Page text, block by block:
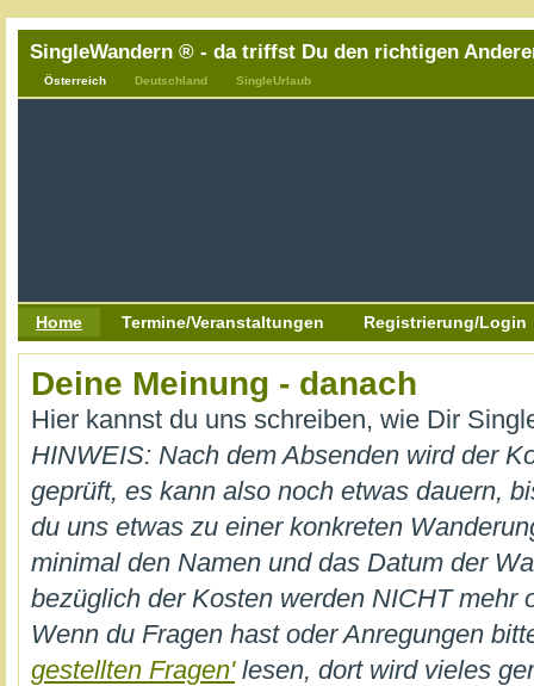
SingleWandern ® - da triffst Du den richtigen
Österreich Deutschland SingleUrlaub
Home Termine/Veranstaltungen Registrierung/Login
Deine Meinung - danach
Hier kannst du uns schreiben, wie Dir
HINWEIS: Nach dem Absenden wird der
geprüft, es kann also noch etwas dauern,
du uns etwas zu einer konkreten
minimal den Namen und das Datum der
bezüglich der Kosten werden NICHT mehr
Wenn du Fragen hast oder Anregungen
gestellten Fragen'lesen, dort wird vieles